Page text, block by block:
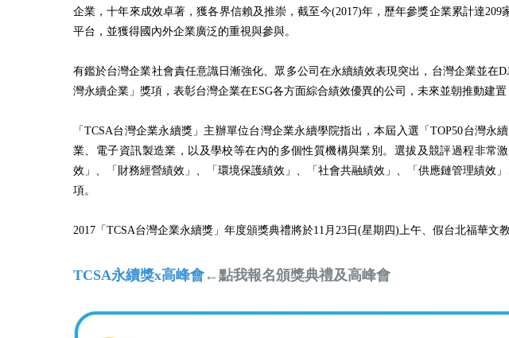
企業，十年來成效卓著，獲各界信賴及推崇，截至今(2017)年，歷年參獎企業累計達
平台，並獲得國內外企業廣泛的重視與參與。
有鑑於台灣企業社會責任意識日漸強化、眾多公司在永續績效表現突出，台灣企業並在
灣永續企業」獎項，表彰台灣企業在ESG各方面綜合績效優異的公司，未來並朝推動建置
「TCSA台灣企業永續獎」主辦單位台灣企業永續學院指出，本屆入選「TOP50台灣
業、電子資訊製造業，以及學校等在內的多個性質機構與業別。選拔及競評過程非常
效」、「財務經營績效」、「環境保護績效」、「社會共融績效」、「供應鏈管理績效
項。
2017「TCSA台灣企業永續獎」年度頒獎典禮將於11月23日(星期四)上午、假台北福華文
TCSA永續獎x高峰會←點我報名頒獎典禮及高峰會